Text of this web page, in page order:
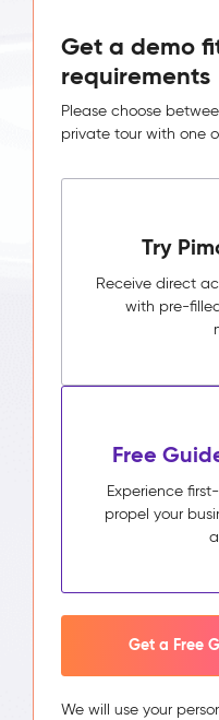
Get a demo
requirements
Please choose
private tour with one
Try
Receive direct
with pre-
Free
Experience
propel your
Get a Free
We will use your